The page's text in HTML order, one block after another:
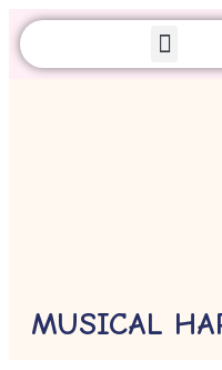
MUSICAL